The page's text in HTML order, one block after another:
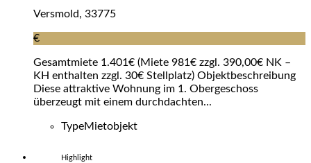
Versmold, 33775
€
Gesamtmiete 1.401€ (Miete 981€ zzgl. 390,00€ NK –
KH enthalten zzgl. 30€ Stellplatz) Objektbeschreibung
Diese attraktive Wohnung im 1. Obergeschoss
überzeugt mit einem durchdachten...
TypeMietobjekt
Highlight